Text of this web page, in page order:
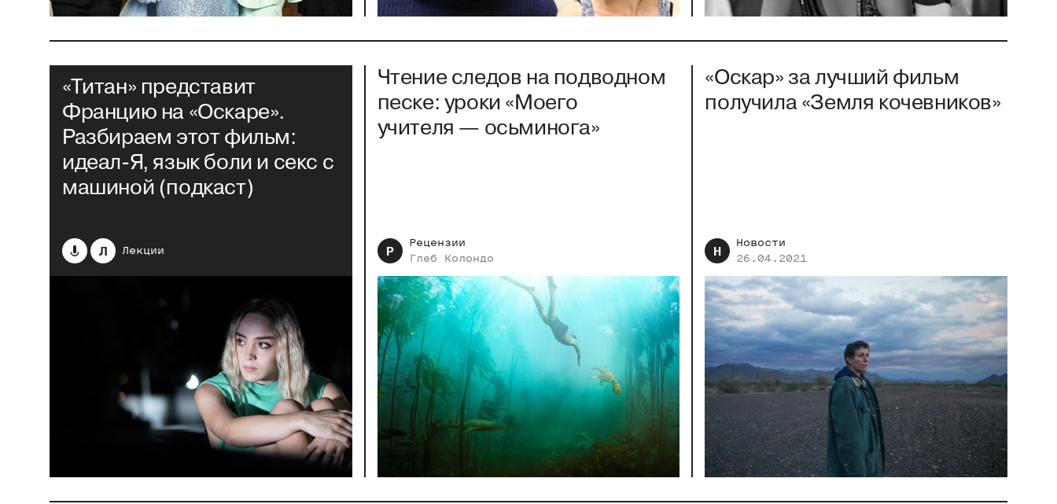
«Титан» представит
Францию на «Оскаре».
Разбираем этот фильм:
идеал-Я, язык боли и секс с
машиной (подкаст)
Л Лекции
Чтение следов на подводном
песке: уроки «Моего
учителя — осьминога»
Р
Рецензии
Глеб
Колондо
«Оскар» за лучший фильм
получила «Земля кочевников»
Н
Новости
26.04.2021